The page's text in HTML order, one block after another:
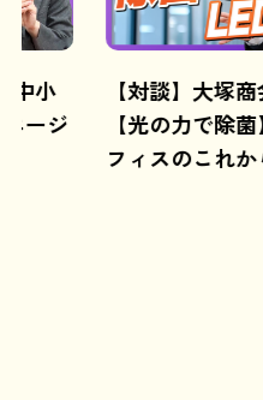
中小
ージ
【対談】大塚
【光の力で除
フィスのこれか